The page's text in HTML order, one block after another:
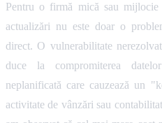
Pentru o firmă mică sau mijlocie
actualizări nu este doar o
direct. O vulnerabilitate
duce la compromiterea
neplanificată care cauzează un
activitate de vânzări sau